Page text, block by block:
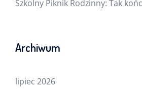
Szkolny Piknik Rodzinny: Tak
Archiwum
lipiec 2026